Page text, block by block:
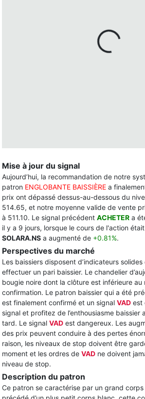
Mise à jour du signal
Aujourd’hui, la recommandation de notre
patron ENGLOBANTE BAISSIÈRE a
prix ont dépassé dessus-au-dessous du
514.65, et notre moyenne valide de vente
à 511.10. Le signal précédent ACHETER a
il y a 9 jours, lorsque le cours de l'action
SOLARA.NS a augmenté de +0.81%.
Perspectives du marché
Les baissiers disposent d’indicateurs
effectuer un pari baissier. Le chandelier
bougie noire dont la clôture est inférieure au
confirmation. Le patron baissier qui a été
est finalement confirmé et un signal VAD est
signal et profitez de l’enthousiasme baissier
tard. Le signal VAD est dangereux. Les
des prix peuvent conduire à des pertes
raison, les niveaux de stop doivent être
moment et les ordres de VAD ne doivent
niveau de stop.
Description du patron
Ce patron se caractérise par un grand